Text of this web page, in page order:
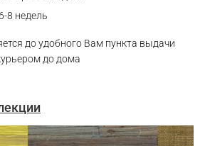
8 недель
до удобного Вам пункта выдачи
до дома